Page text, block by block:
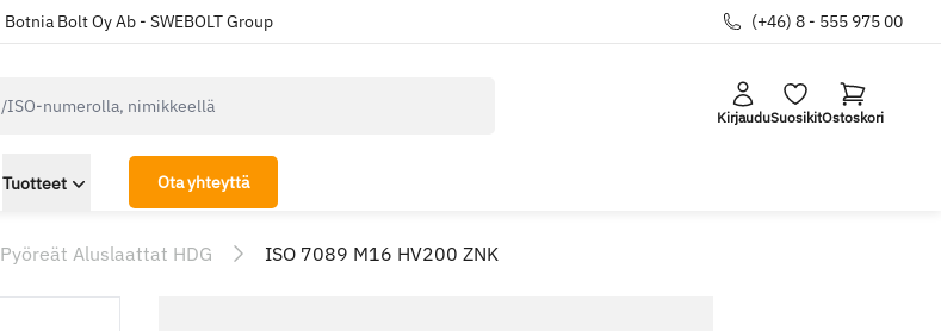
Botnia Bolt Oy Ab - SWEBOLT Group (+46) 8 - 555 975 00
KirjauduSuosikitOstoskori
Tuotteet Ota yhteyttä
Pyöreät Aluslaattat HDG ISO 7089 M16 HV200 ZNK